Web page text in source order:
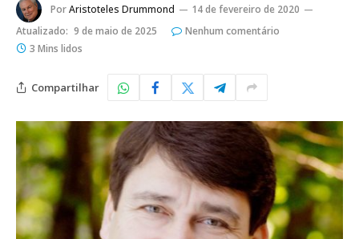
PorAristoteles Drummond
14 de fevereiro de 2020
Atualizado: 9 de maio de 2025
Nenhum comentário
3 Mins lidos
Compartilhar